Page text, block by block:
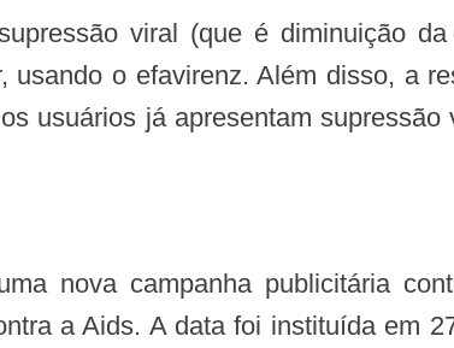
usando o efavirenz. Além disso, a
usuários já apresentam
a Aids. A data foi instituída em